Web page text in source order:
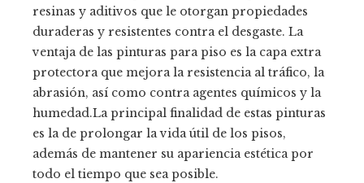
resinas y aditivos que le otorgan propiedades
duraderas y resistentes contra el desgaste. La
ventaja de las pinturas para piso es la capa extra
protectora que mejora la resistencia al tráfico, la
abrasión, así como contra agentes químicos y la
humedad.La principal finalidad de estas pinturas
es la de prolongar la vida útil de los pisos,
además de mantener su apariencia estética por
todo el tiempo que sea posible.